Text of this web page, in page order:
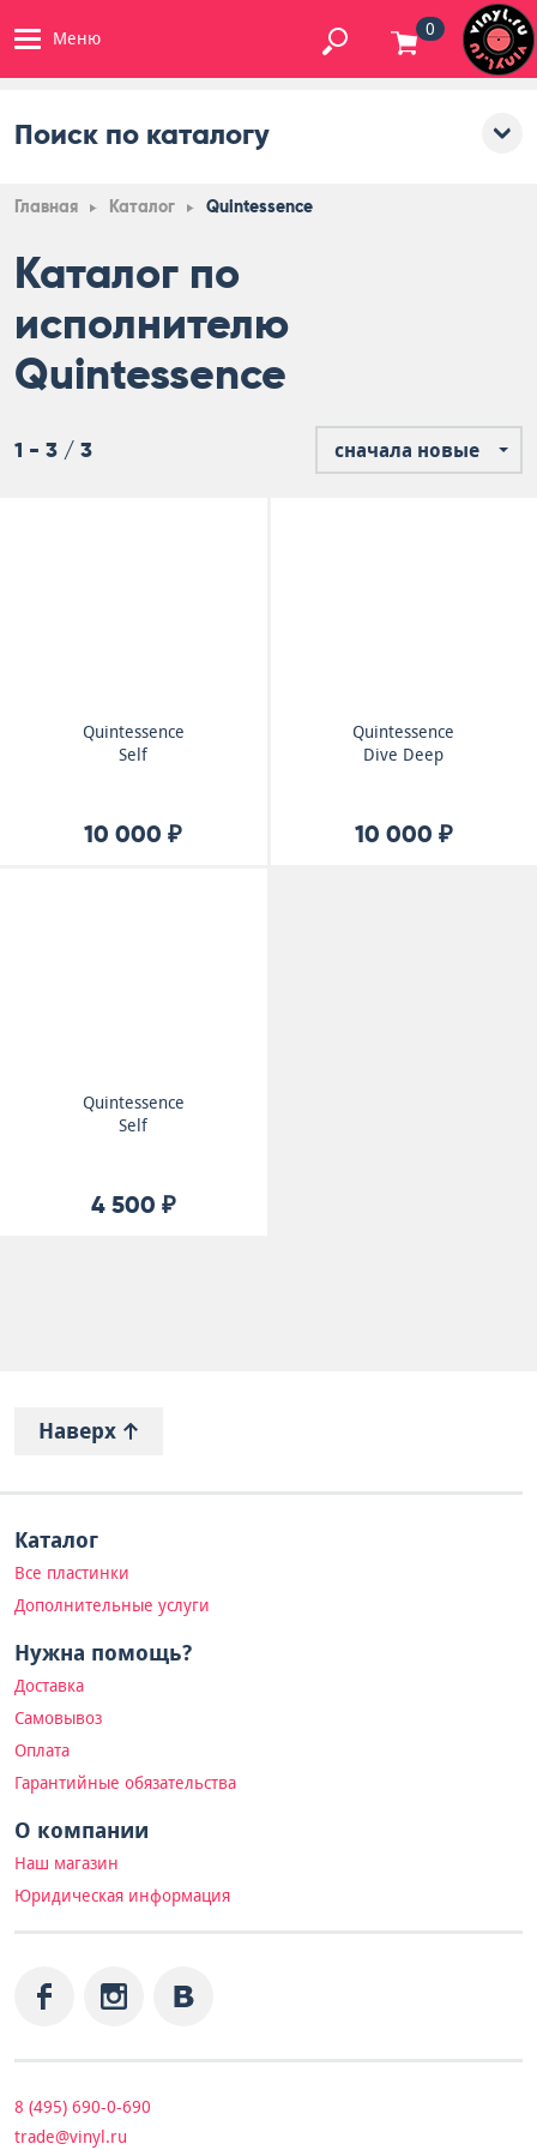
Меню 0
Поиск по каталогу
Главная Каталог Quintessence
Каталог по
исполнителю
Quintessence
1 - 3 / 3 сначала новые
Quintessence
Self
10 000 ₽
Quintessence
Dive Deep
10 000 ₽
Quintessence
Self
4 500 ₽
Наверх
Каталог
Все пластинки
Дополнительные услуги
Нужна помощь?
Доставка
Самовывоз
Оплата
Гарантийные обязательства
О компании
Наш магазин
Юридическая информация
8 (495) 690-0-690
trade@vinyl.ru